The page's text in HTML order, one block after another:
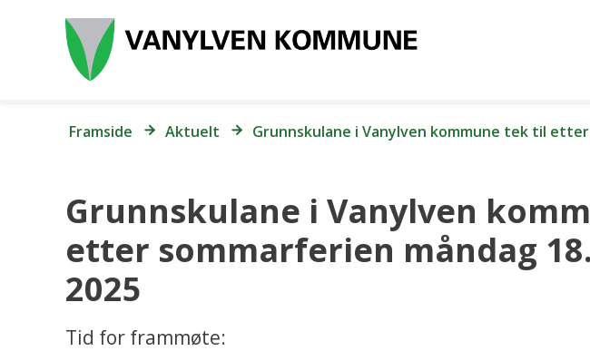
Vanylven
Du
Framside Aktuelt Grunnskulane i Vanylven kommune tek til
Grunnskulane i Vanylven
etter sommarferien måndag
2025
Tid for frammøte: